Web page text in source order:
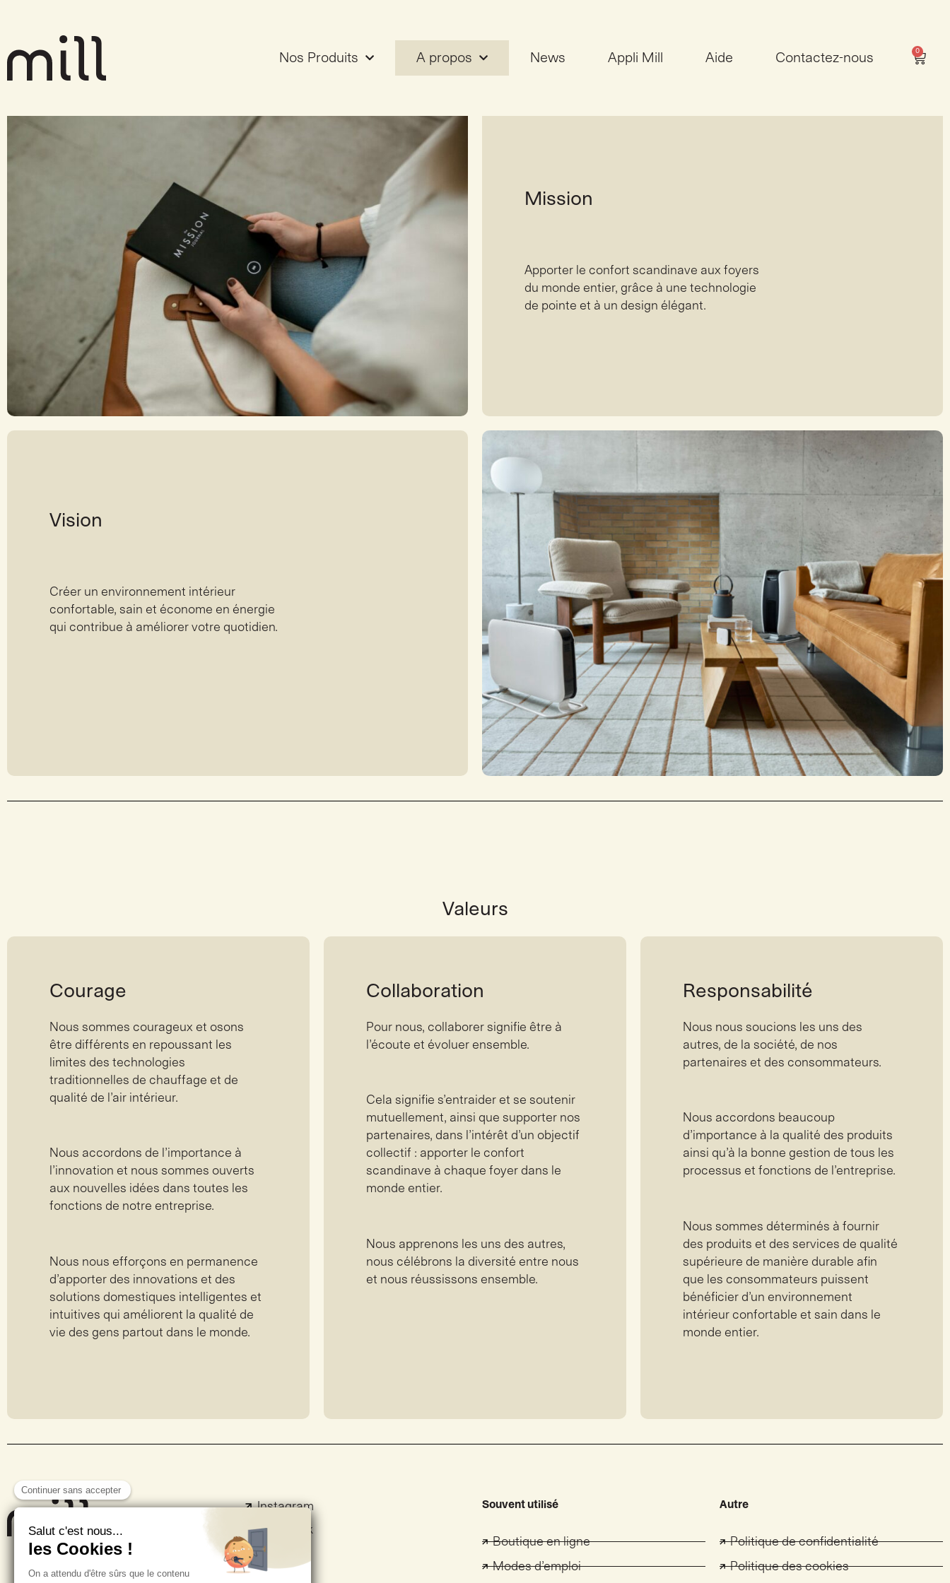
Nos Produits A propos News Appli Mill Aide Contactez-nous 0
Mission, vision et valeurs
Mission
Apporter le confort scandinave aux foyers
du monde entier, grâce à une technologie
de pointe et à un design élégant.
Vision
Créer un environnement intérieur
confortable, sain et économe en énergie
qui contribue à améliorer votre quotidien.
Valeurs
Courage
Nous sommes courageux et osons
être différents en repoussant les
limites des technologies
traditionnelles de chauffage et de
qualité de l’air intérieur.
Nous accordons de l’importance à
l’innovation et nous sommes ouverts
aux nouvelles idées dans toutes les
fonctions de notre entreprise.
Nous nous efforçons en permanence
d’apporter des innovations et des
solutions domestiques intelligentes et
intuitives qui améliorent la qualité de
vie des gens partout dans le monde.
Collaboration
Pour nous, collaborer signifie être à
l’écoute et évoluer ensemble.
Cela signifie s’entraider et se soutenir
mutuellement, ainsi que supporter nos
partenaires, dans l’intérêt d’un objectif
collectif : apporter le confort
scandinave à chaque foyer dans le
monde entier.
Nous apprenons les uns des autres,
nous célébrons la diversité entre nous
et nous réussissons ensemble.
Responsabilité
Nous nous soucions les uns des
autres, de la société, de nos
partenaires et des consommateurs.
Nous accordons beaucoup
d’importance à la qualité des produits
ainsi qu’à la bonne gestion de tous les
processus et fonctions de l’entreprise.
Nous sommes déterminés à fournir
des produits et des services de qualité
supérieure de manière durable afin
que les consommateurs puissent
bénéficier d’un environnement
intérieur confortable et sain dans le
monde entier.
Instagram
Facebook
Souvent utilisé
Boutique en ligne
Modes d’emploi
Autre
Politique de confidentialité
Politique des cookies